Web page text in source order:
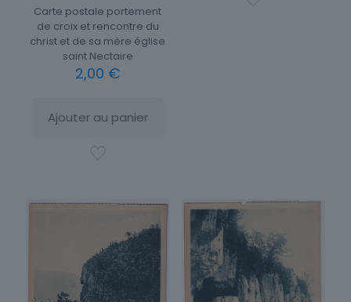
Carte postale portement
de croix et rencontre du
christ et de sa mère église
saint Nectaire
2,00 €
Ajouter au panier